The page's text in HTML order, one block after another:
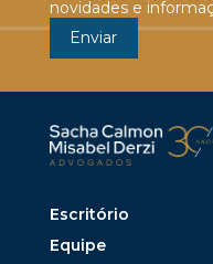
novidades e
Escritório
Equipe